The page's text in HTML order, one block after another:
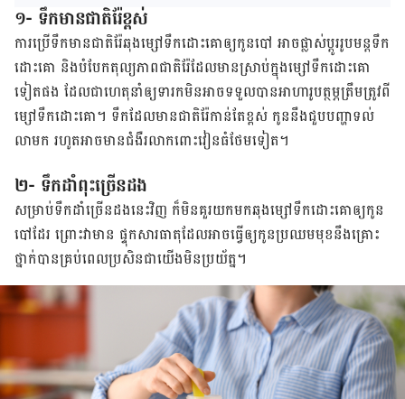
១- ទឹក​មាន​ជាតិ​រ៉ែ​ខ្ពស់
ការ​ប្រើ​ទឹក​មាន​ជាតិ​រ៉ែ​ឆុង​ម្សៅ​ទឹកដោះ​គោ​ឲ្យ​កូន​បៅ អាច​ផ្លាស់ប្ដូរ​រូបមន្ត​ទឹក
ដោះគោ និង​បំបែក​តុល្យភាព​ជាតិរ៉ែ​ដែល​មាន​ស្រាប់​ក្នុង​ម្សៅ​ទឹកដោះគោ​
ទៀត​ផង ដែល​ជា​ហេតុ​នាំឲ្យ​ទារក​មិន​អាច​ទទួល​បាន​អាហារូបត្ថម្ភ​ត្រឹមត្រូវ​ពី​
ម្សៅ​ទឹក​ដោះ​គោ។ ទឹក​ដែល​មាន​ជាតិ​រ៉ែ​កាន់តែ​ខ្ពស់ កូន​នឹង​ជួប​បញ្ហា​ទល់​
លាមក រហូត​អាច​មាន​ជំងឺ​រលាក​ពោះវៀន​ធំ​ថែម​ទៀត។
២- ទឹក​ដាំពុះ​ច្រើនដង
សម្រាប់​ទឹក​ដាំ​ច្រើន​ដង​នេះ​វិញ ក៏​មិន​គួរ​យក​មក​ឆុង​ម្សៅ​ទឹកដោះគោ​ឲ្យ​កូន​
បៅ​ដែរ ព្រោះ​វា​មាន ផ្ទុក​សារធាតុ​ដែល​អាច​ធ្វើ​ឲ្យ​កូន​ប្រឈមមុខ​នឹង​គ្រោះ
ថ្នាក់​បាន​គ្រប់​ពេល​ប្រសិនជាយើងមិន​ប្រយ័ត្ន។